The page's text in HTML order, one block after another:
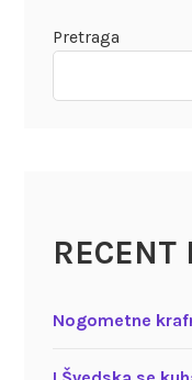
Pretraga
RECENT
Nogometne